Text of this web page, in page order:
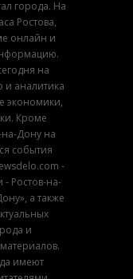
города. На
Ростова,
онлайн и
на
и аналитика
экономики,
Кроме
на-Дону на
события
-
- Ростов-на-
а также
и
имеют